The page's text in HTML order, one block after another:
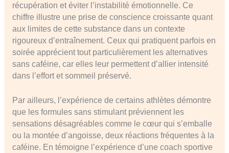
récupération et éviter l’instabilité émotionnelle. Ce
chiffre illustre une prise de conscience croissante quant
aux limites de cette substance dans un contexte
rigoureux d’entraînement. Ceux qui pratiquent parfois en
soirée apprécient tout particulièrement les alternatives
sans caféine, car elles leur permettent d’allier intensité
dans l’effort et sommeil préservé.
Par ailleurs, l’expérience de certains athlètes démontre
que les formules sans stimulant préviennent les
sensations désagréables comme le cœur qui s’emballe
ou la montée d’angoisse, deux réactions fréquentes à la
caféine. En témoigne l’expérience d’une coach sportive